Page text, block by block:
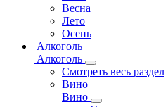
Весна
Лето
Осень
Алкоголь
Алкоголь
Смотреть весь раздел
Вино
Вино